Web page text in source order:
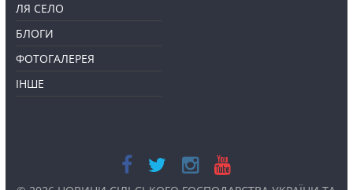
ЛЯ СЕЛО
БЛОГИ
ФОТОГАЛЕРЕЯ
ІНШЕ